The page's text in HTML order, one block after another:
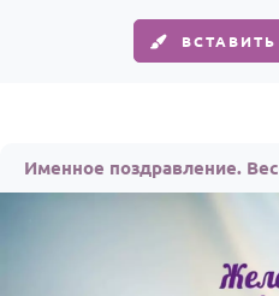
Именное поздравление.